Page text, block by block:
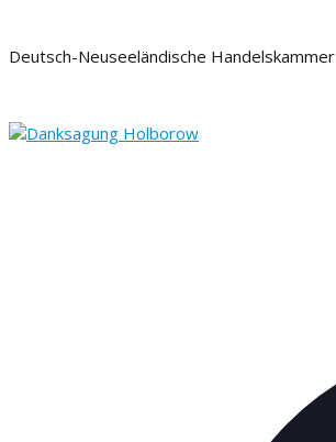
Deutsch-Neuseeländische Handelskammer